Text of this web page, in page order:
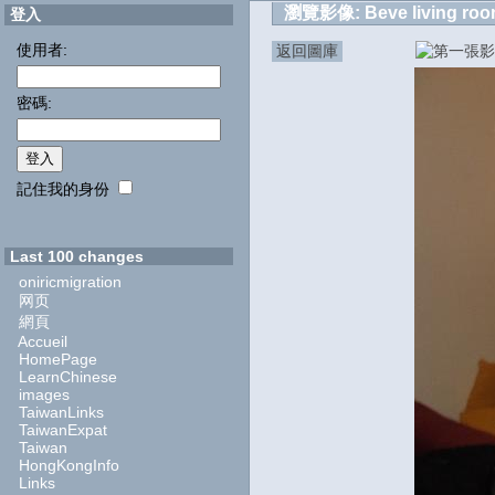
登入
使用者:
密碼:
記住我的身份
Last 100 changes
oniricmigration
网页
網頁
Accueil
HomePage
LearnChinese
images
TaiwanLinks
TaiwanExpat
Taiwan
HongKongInfo
Links
瀏覽影像: Beve living
返回圖庫